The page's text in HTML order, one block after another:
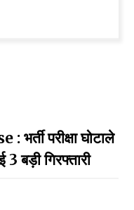
परीक्षा घोटाले
बड़ी गिरफ्तारी